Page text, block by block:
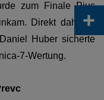
zum Finale Pius
Direkt dahinter
Huber sicherte
7-Wertung.
+